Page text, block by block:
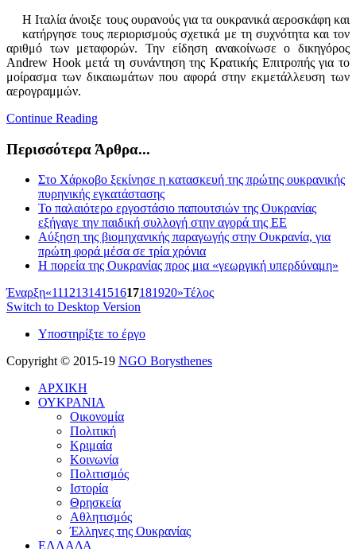
Η Ιταλία άνοιξε τους ουρανούς για τα ουκρανικά αεροσκάφη και
κατήργησε τους περιορισμούς σχετικά με τη συχνότητα και τον
αριθμό των μεταφορών. Την είδηση ανακοίνωσε ο δικηγόρος
Andrew Hook μετά τη συνάντηση της Κρατικής Επιτροπής για το
μοίρασμα των δικαιωμάτων που αφορά στην εκμετάλλευση των
αερογραμμών.
Continue Reading
Περισσότερα Άρθρα...
Στο Χάρκοβο ξεκίνησε η κατασκευή της πρώτης ουκρανικής
πυρηνικής εγκατάστασης
Το παλαιότερο εργοστάσιο παπουτσιών της Ουκρανίας
εξήγαγε την παιδική συλλογή στην αγορά της ΕΕ
Αύξηση της βιομηχανικής παραγωγής στην Ουκρανία, για
πρώτη φορά μέσα σε τρία χρόνια
Η πορεία της Ουκρανίας προς μια «γεωργική υπερδύναμη»
Έναρξη«11121314151617181920»Τέλος
Switch to Desktop Version
Υποστηρίξτε το έργο
Copyright © 2015-19 NGO Borysthenes
ΑΡΧΙΚΗ
ΟΥΚΡΑΝΙΑ
Οικονομία
Πολιτική
Κριμαία
Κοινωνία
Πολιτισμός
Ιστορία
Θρησκεία
Αθλητισμός
Έλληνες της Ουκρανίας
ΕΛΛΑΔΑ